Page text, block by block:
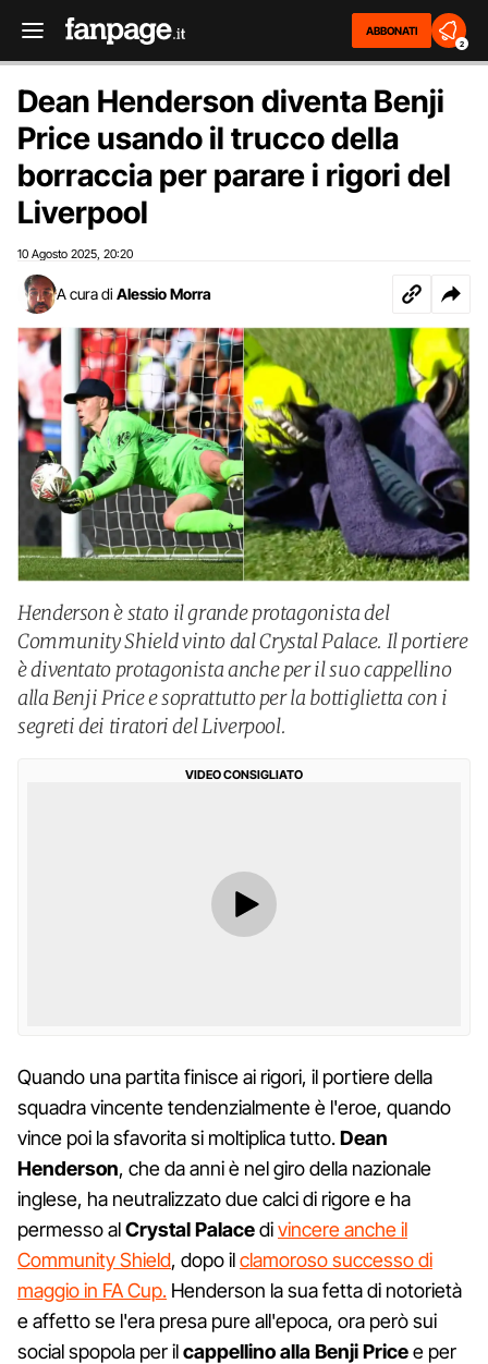
ABBONATI
2
Dean Henderson diventa Benji
Price usando il trucco della
borraccia per parare i rigori del
Liverpool
10 Agosto 2025 20:20
A cura di Alessio Morra
Henderson è stato il grande protagonista del
Community Shield vinto dal Crystal Palace. Il portiere
è diventato protagonista anche per il suo cappellino
alla Benji Price e soprattutto per la bottiglietta con i
segreti dei tiratori del Liverpool.
VIDEO CONSIGLIATO
Quando una partita finisce ai rigori, il portiere della
squadra vincente tendenzialmente è l'eroe, quando
vince poi la sfavorita si moltiplica tutto.Dean
Henderson, che da anni è nel giro della nazionale
inglese, ha neutralizzato due calci di rigore e ha
permesso alCrystal Palacedivincere anche il
Community Shield, dopo ilclamoroso successo di
maggio in FA Cup. Henderson la sua fetta di notorietà
e affetto se l'era presa pure all'epoca, ora però sui
social spopola per ilcappellino alla Benji Pricee per